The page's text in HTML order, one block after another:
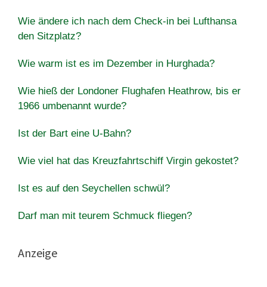
Wie ändere ich nach dem Check-in bei Lufthansa
den Sitzplatz?
Wie warm ist es im Dezember in Hurghada?
Wie hieß der Londoner Flughafen Heathrow, bis er
1966 umbenannt wurde?
Ist der Bart eine U-Bahn?
Wie viel hat das Kreuzfahrtschiff Virgin gekostet?
Ist es auf den Seychellen schwül?
Darf man mit teurem Schmuck fliegen?
Anzeige